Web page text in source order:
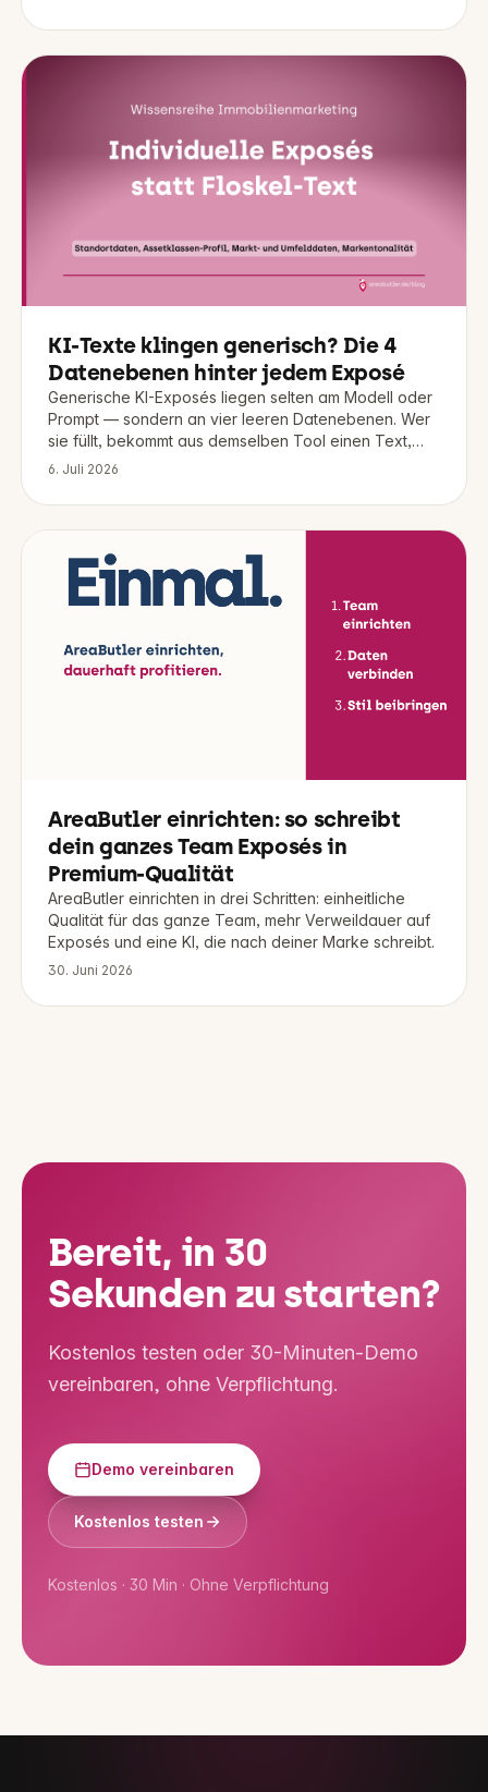
KI-Texte klingen generisch? Die 4
Datenebenen hinter jedem Exposé
Generische KI-Exposés liegen selten am Modell oder
Prompt — sondern an vier leeren Datenebenen. Wer
sie füllt, bekommt aus demselben Tool einen Text,
der zu Objekt und Marke passt.
6. Juli 2026
AreaButler einrichten: so schreibt
dein ganzes Team Exposés in
Premium-Qualität
AreaButler einrichten in drei Schritten: einheitliche
Qualität für das ganze Team, mehr Verweildauer auf
Exposés und eine KI, die nach deiner Marke schreibt.
30. Juni 2026
Bereit, in 30
Sekunden zu starten?
Kostenlos testen oder 30-Minuten-Demo
vereinbaren, ohne Verpflichtung.
Demo vereinbaren
Kostenlos testen
Kostenlos · 30 Min · Ohne Verpflichtung